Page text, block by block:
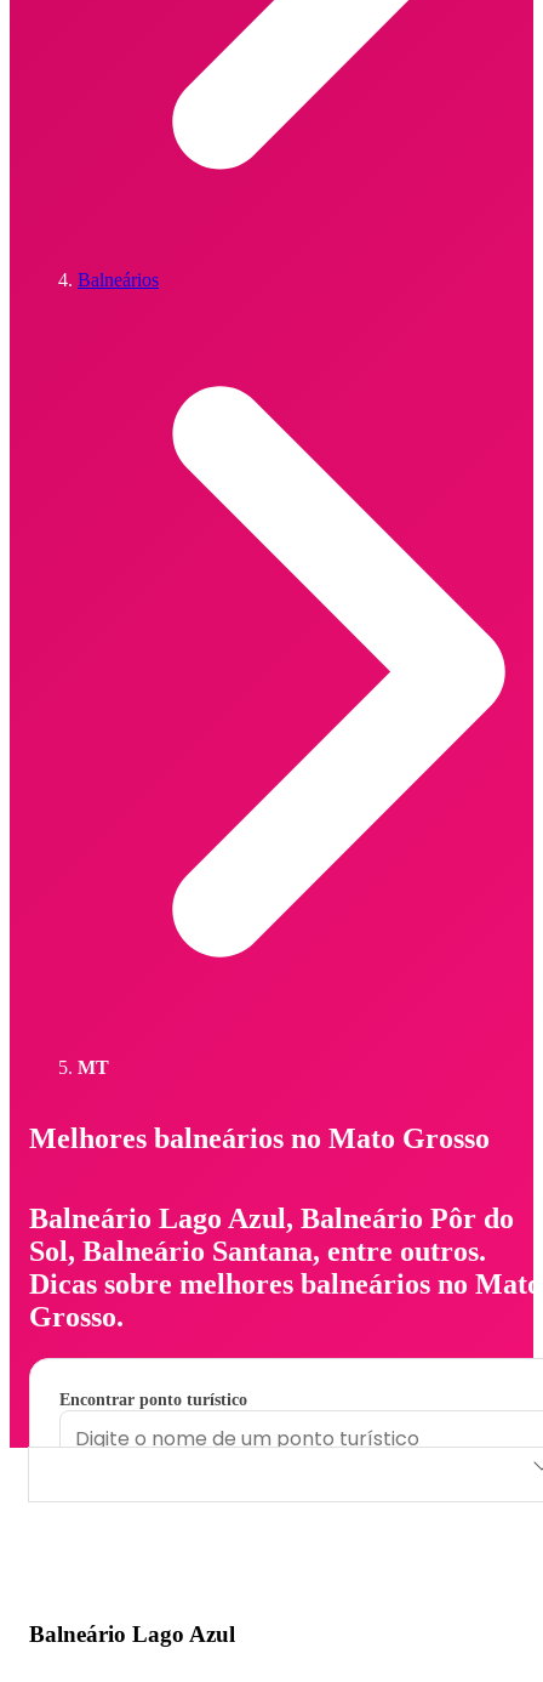
Balneários
MT
Melhores balneários no Mato Grosso
Balneário Lago Azul, Balneário Pôr do
Sol, Balneário Santana, entre outros.
Dicas sobre melhores balneários no Mato
Grosso.
Encontrar ponto turístico
Balneário Lago Azul